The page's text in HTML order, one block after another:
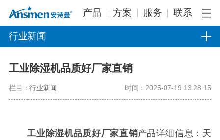
产品 方案 服务 联系
行业新闻
工业除湿机品质好厂家直销
栏目： 行业新闻 时间：2025-07-19 13:28:15
工业除湿机品质好厂家直销产品详细信息：天